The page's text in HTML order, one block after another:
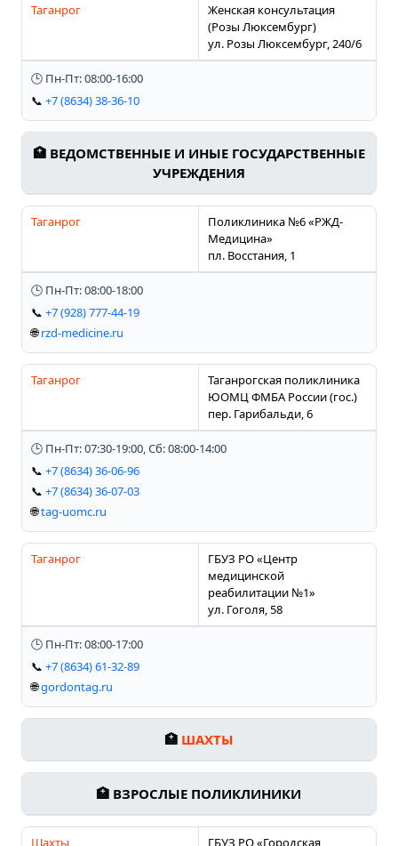
Таганрог
Женская консультация
(Розы Люксембург)
ул. Розы Люксембург, 240/6
🕒 Пн-Пт: 08:00-16:00
📞 +7 (8634) 38-36-10
🏥 ВЕДОМСТВЕННЫЕ И ИНЫЕ ГОСУДАРСТВЕННЫЕ
УЧРЕЖДЕНИЯ
Таганрог
Поликлиника №6 «РЖД-
Медицина»
пл. Восстания, 1
🕒 Пн-Пт: 08:00-18:00
📞 +7 (928) 777-44-19
🌐rzd-medicine.ru
Таганрог
Таганрогская поликлиника
ЮОМЦ ФМБА России (гос.)
пер. Гарибальди, 6
🕒 Пн-Пт: 07:30-19:00, Сб: 08:00-14:00
📞 +7 (8634) 36-06-96
📞 +7 (8634) 36-07-03
🌐tag-uomc.ru
Таганрог
ГБУЗ РО «Центр
медицинской
реабилитации №1»
ул. Гоголя, 58
🕒 Пн-Пт: 08:00-17:00
📞 +7 (8634) 61-32-89
🌐gordontag.ru
🏥 ШАХТЫ
🏥 ВЗРОСЛЫЕ ПОЛИКЛИНИКИ
Шахты ГБУЗ РО «Городская